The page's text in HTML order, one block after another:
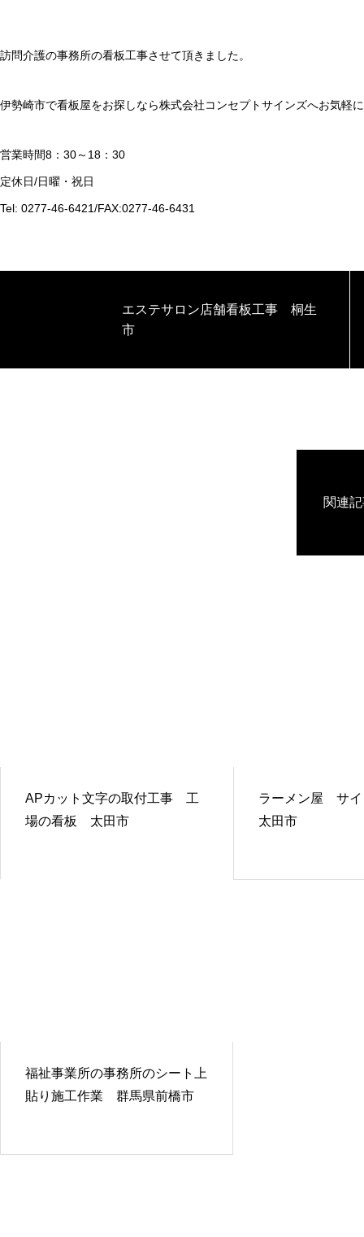
訪問介護の事務所の看板工事させて頂きました。
伊勢崎市で看板屋をお探しなら株式会社コンセプトサインズへお気軽
営業時間8：30～18：30
定休日/日曜・祝日
Tel: 0277-46-6421/FAX:0277-46-6431
エステサロン店舗看板工事 桐生
市
関連
APカット文字の取付工事 工
場の看板 太田市
ラーメン屋 サ
太田市
福祉事業所の事務所のシート上
貼り施工作業 群馬県前橋市